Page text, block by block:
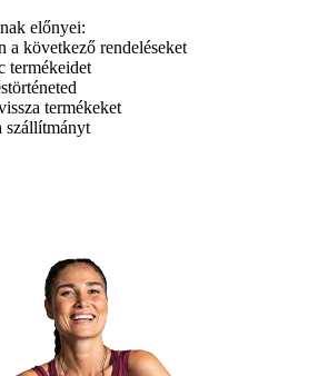
előnyei:
a következő rendeléseket
termékeidet
termékeket
szállítmányt